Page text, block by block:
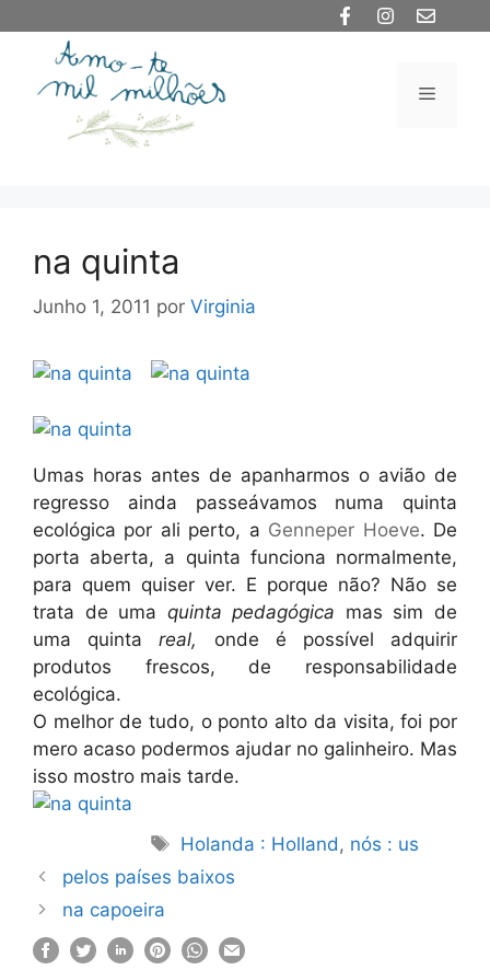
conteúdo
Menu
na quinta
Junho 1, 2011 por Virginia
Umas horas antes de apanharmos o avião de
regresso ainda passeávamos numa quinta
ecológica por ali perto, a Genneper Hoeve. De
porta aberta, a quinta funciona normalmente,
para quem quiser ver. E porque não? Não se
trata de uma quinta pedagógica mas sim de
uma quintareal,
onde é possível adquirir
produtos frescos, de responsabilidade
ecológica.
O melhor de tudo, o ponto alto da visita, foi por
mero acaso podermos ajudar no galinheiro. Mas
isso mostro mais tarde.
Etiquetas
Holanda : Holland , nós : us
pelos países baixos
na capoeira